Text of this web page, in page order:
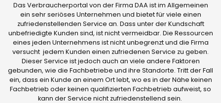
Das Verbraucherportal von der Firma DAA ist im Allgemeinen
ein sehr seriöses Unternehmen und bietet für viele einen
zufriedenstellenden Service an. Dass unter der Kundschaft
unbefriedigte Kunden sind, ist nicht vermeidbar. Die Ressourcen
eines jeden Unternehmens ist nicht unbegrenzt und die Firma
versucht jedem Kunden einen zufriedenen Service zu geben.
Dieser Service ist jedoch auch an viele andere Faktoren
gebunden, wie die Fachbetriebe und ihre Standorte. Tritt der Fall
ein, dass ein Kunde an einem Ort lebt, wo es in der Nähe keinen
Fachbetrieb oder keinen qualifizierten Fachbetrieb aufweist, so
kann der Service nicht zufriedenstellend sein.